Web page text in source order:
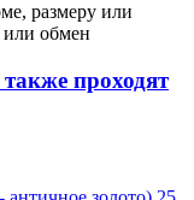
размеру или
или обмен
проходят